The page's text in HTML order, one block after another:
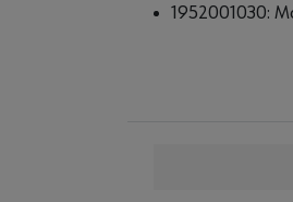
1952001030: